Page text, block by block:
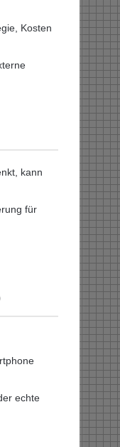
Kosten
kann
für
echte